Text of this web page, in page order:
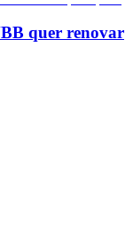
quer renovar